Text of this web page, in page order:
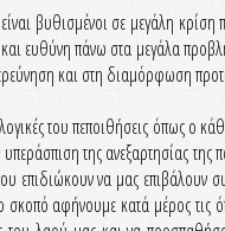
βυθισμένοι σε μεγάλη
ευθύνη πάνω στα μεγάλα
και στη διαμόρφωση
του πεποιθήσεις όπως ο
της ανεξαρτησίας της
επιδιώκουν να μας
αφήνουμε κατά μέρος